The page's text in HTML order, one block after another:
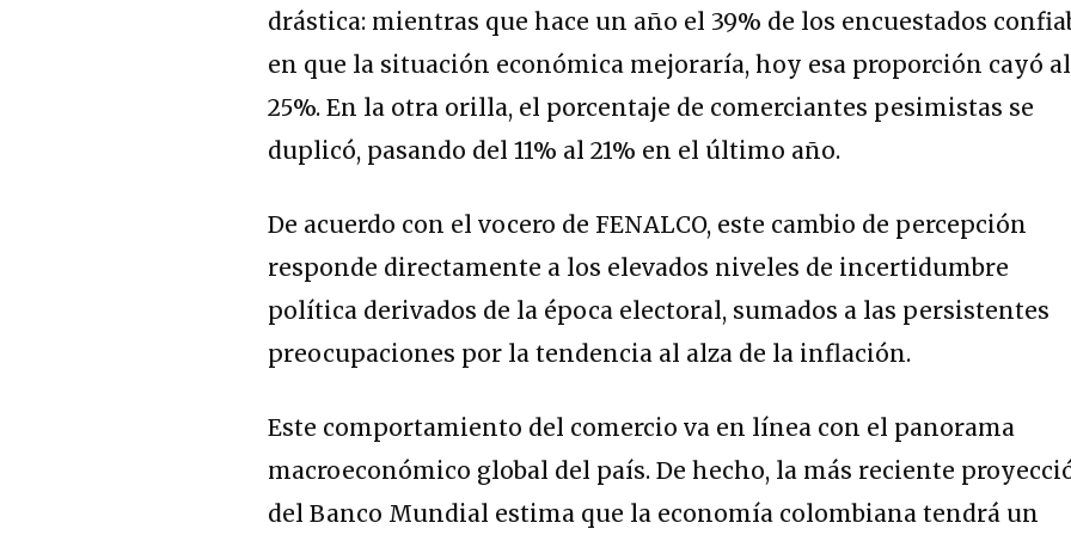
drástica: mientras que hace un año el 39% de los encuestados
en que la situación económica mejoraría, hoy esa proporción cayó al
25%. En la otra orilla, el porcentaje de comerciantes pesimistas se
duplicó, pasando del 11% al 21% en el último año.
De acuerdo con el vocero de FENALCO, este cambio de percepción
responde directamente a los elevados niveles de incertidumbre
política derivados de la época electoral, sumados a las persistentes
preocupaciones por la tendencia al alza de la inflación.
Este comportamiento del comercio va en línea con el panorama
macroeconómico global del país. De hecho, la más reciente
del Banco Mundial estima que la economía colombiana tendrá un